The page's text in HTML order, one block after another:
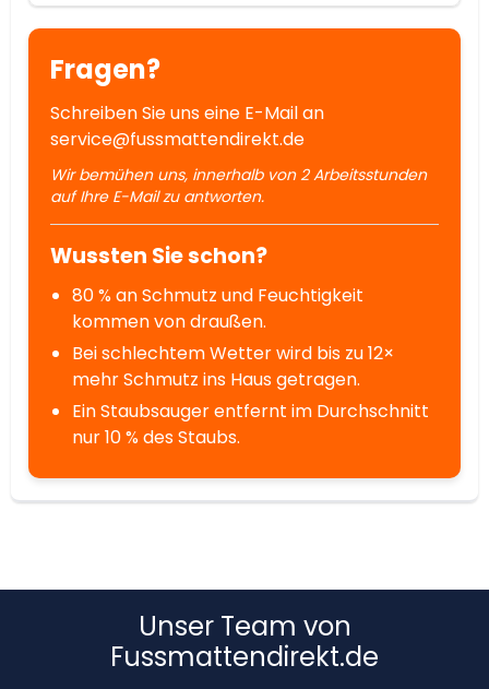
Fragen?
Schreiben Sie uns eine E-Mail an
service@fussmattendirekt.de
Wir bemühen uns, innerhalb von 2 Arbeitsstunden
auf Ihre E-Mail zu antworten.
Wussten Sie schon?
80 % an Schmutz und Feuchtigkeit
kommen von draußen.
Bei schlechtem Wetter wird bis zu 12×
mehr Schmutz ins Haus getragen.
Ein Staubsauger entfernt im Durchschnitt
nur 10 % des Staubs.
Unser Team von
Fussmattendirekt.de